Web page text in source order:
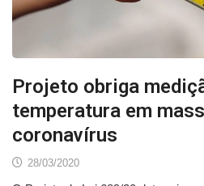
Projeto obriga
temperatura em
coronavírus
28/03/2020